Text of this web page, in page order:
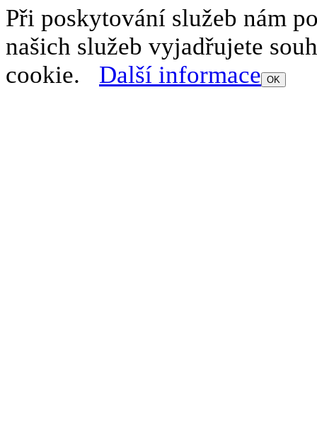
Při poskytování služeb nám
našich služeb vyjadřujete
cookie. Další informace